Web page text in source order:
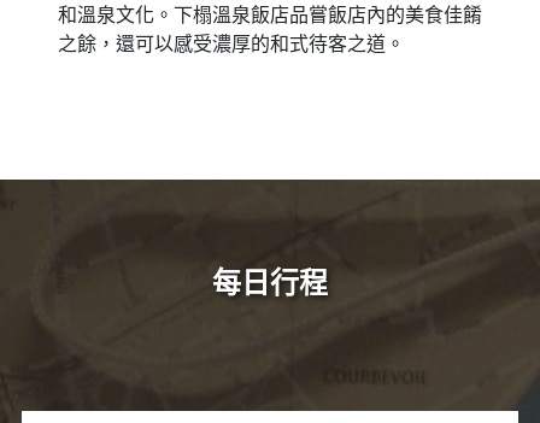
和溫泉文化。下榻溫泉飯店品嘗飯店內的美食佳餚
之餘，還可以感受濃厚的和式待客之道。
每日行程